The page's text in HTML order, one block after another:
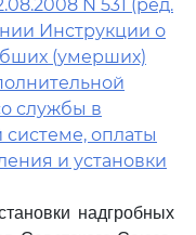
N 531 (ред.
Инструкции о
(умерших)
службы в
оплаты
и установки
надгробных